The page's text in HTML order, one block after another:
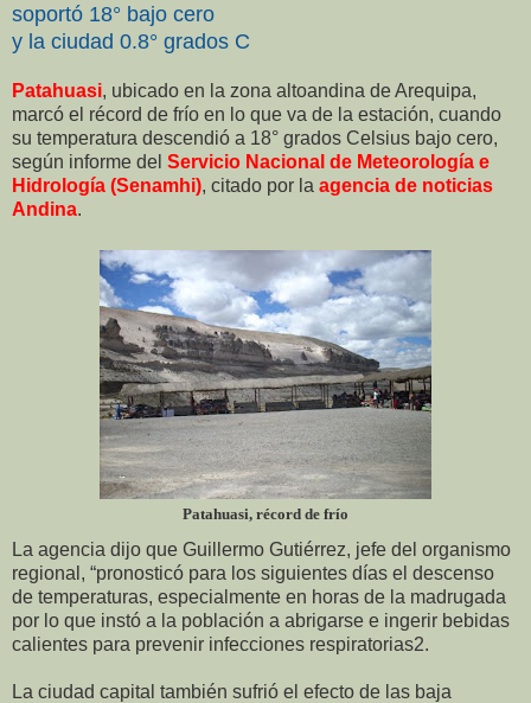
soportó 18° bajo cero
y la ciudad 0.8° grados C
Patahuasi, ubicado en la zona altoandina de Arequipa,
marcó el récord de frío en lo que va de la estación, cuando
su temperatura descendió a 18° grados Celsius bajo cero,
según informe del Servicio Nacional de Meteorología e
Hidrología (Senamhi), citado por la agencia de noticias
Andina.
Patahuasi, récord de frío
La agencia dijo que Guillermo Gutiérrez, jefe del organismo
regional, “pronosticó para los siguientes días el descenso
de temperaturas, especialmente en horas de la madrugada
por lo que instó a la población a abrigarse e ingerir bebidas
calientes para prevenir infecciones respiratorias2.
La ciudad capital también sufrió el efecto de las baja